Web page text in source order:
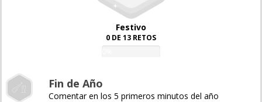
Festivo
0 DE 13 RETOS
Fin de Año
Comentar en los 5 primeros minutos del año